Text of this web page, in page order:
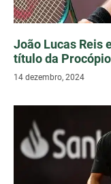
João Lucas Reis
título da
14 dezembro, 2024